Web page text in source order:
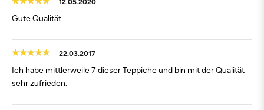
Gute Qualität
22.03.2017
Ich habe mittlerweile 7 dieser Teppiche und bin mit der Qualität
sehr zufrieden.